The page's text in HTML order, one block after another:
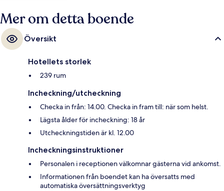
Mer om detta boende
Översikt
Hotellets storlek
239 rum
Incheckning/utcheckning
Checka in från: 14.00. Checka in fram till: när som helst.
Lägsta ålder för incheckning: 18 år
Utcheckningstiden är kl. 12.00
Incheckningsinstruktioner
Personalen i receptionen välkomnar gästerna vid ankomst.
Informationen från boendet kan ha översatts med
automatiska översättningsverktyg